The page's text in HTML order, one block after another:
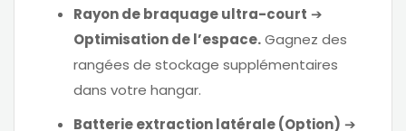
Rayon de braquage ultra-court ➔
Optimisation de l’espace.Gagnez des
rangées de stockage supplémentaires
dans votre hangar.
Batterie extraction latérale (Option) ➔